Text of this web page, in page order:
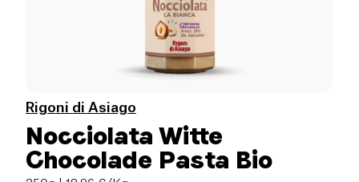
Rigoni di Asiago
Nocciolata Witte
Chocolade Pasta Bio